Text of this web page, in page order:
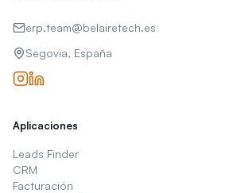
erp.team@belairetech.es
Segovia, España
Aplicaciones
Leads Finder
CRM
Facturación